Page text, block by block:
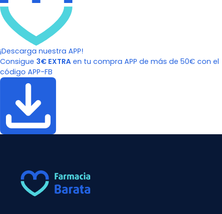
¡Descarga nuestra APP!
Consigue 3€ EXTRA en tu compra APP de más de 50€ con el
código APP-FB